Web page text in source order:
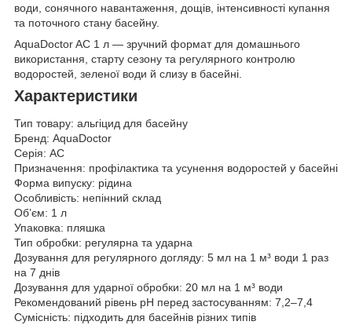
води, сонячного навантаження, дощів, інтенсивності купання
та поточного стану басейну.
AquaDoctor AC 1 л — зручний формат для домашнього
використання, старту сезону та регулярного контролю
водоростей, зеленої води й слизу в басейні.
Характеристики
Тип товару: альгіцид для басейну
Бренд: AquaDoctor
Серія: AC
Призначення: профілактика та усунення водоростей у басейні
Форма випуску: рідина
Особливість: непінний склад
Об’єм: 1 л
Упаковка: пляшка
Тип обробки: регулярна та ударна
Дозування для регулярного догляду: 5 мл на 1 м³ води 1 раз
на 7 днів
Дозування для ударної обробки: 20 мл на 1 м³ води
Рекомендований рівень pH перед застосуванням: 7,2–7,4
Сумісність: підходить для басейнів різних типів